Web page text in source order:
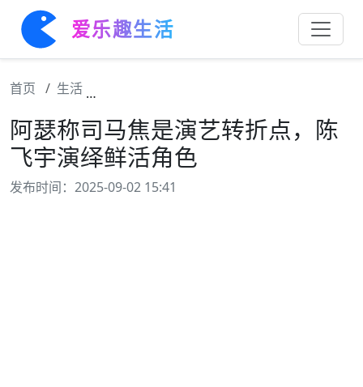
爱乐趣生活
首页 生活
阿瑟称司马焦是演艺转折点，陈
飞宇演绎鲜活角色
发布时间：2025-09-02 15:41